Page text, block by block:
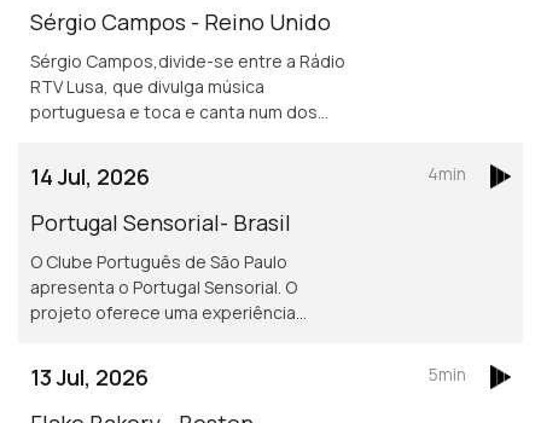
Sérgio Campos - Reino Unido
Sérgio Campos,divide-se entre a Rádio
RTV Lusa, que divulga música
portuguesa e toca e canta num dos
14 Jul, 2026
Portugal Sensorial- Brasil
O Clube Português de São Paulo
apresenta o Portugal Sensorial. O
projeto oferece uma experiência
e um show audiovisual tecnológico.
4min
13 Jul, 2026
5min